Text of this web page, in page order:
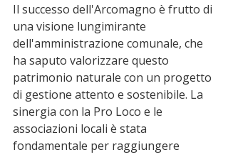
Il successo dell'Arcomagno è frutto di
una visione lungimirante
dell'amministrazione comunale, che
ha saputo valorizzare questo
patrimonio naturale con un progetto
di gestione attento e sostenibile. La
sinergia con la Pro Loco e le
associazioni locali è stata
fondamentale per raggiungere